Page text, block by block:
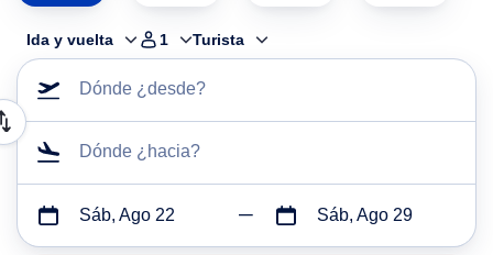
Ida y vuelta 1 Turista
Dónde ¿desde?
Dónde ¿hacia?
Sáb, Ago 22 Sáb, Ago 29